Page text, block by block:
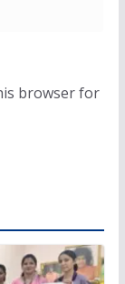
browser for